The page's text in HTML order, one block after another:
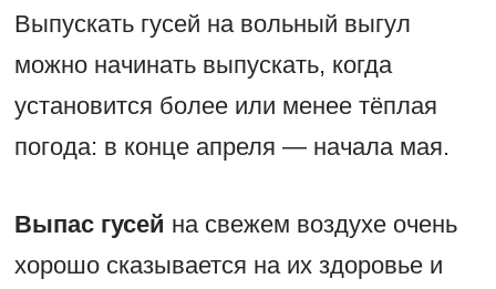
Выпускать гусей на вольный выгул
можно начинать выпускать, когда
установится более или менее тёплая
погода: в конце апреля — начала мая.
Выпас гусей на свежем воздухе очень
хорошо сказывается на их здоровье и